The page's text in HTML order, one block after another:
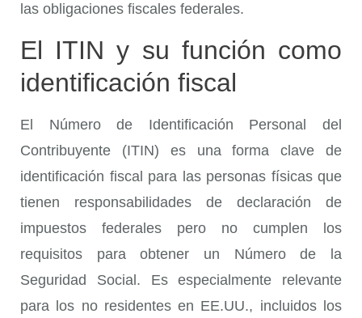
las obligaciones fiscales federales.
El ITIN y su función como
identificación fiscal
El Número de Identificación Personal del
Contribuyente (ITIN) es una forma clave de
identificación fiscal para las personas físicas que
tienen responsabilidades de declaración de
impuestos federales pero no cumplen los
requisitos para obtener un Número de la
Seguridad Social. Es especialmente relevante
para los no residentes en EE.UU., incluidos los